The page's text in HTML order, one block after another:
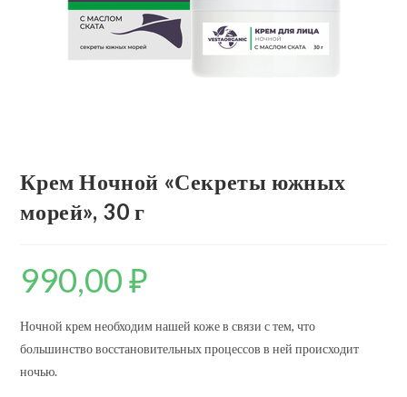
Крем Ночной «Секреты южных
морей», 30 г
990,00₽
Ночной крем необходим нашей коже в связи с тем, что
большинство восстановительных процессов в ней происходит
ночью.